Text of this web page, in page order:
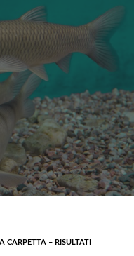
CARPETTA – RISULTATI